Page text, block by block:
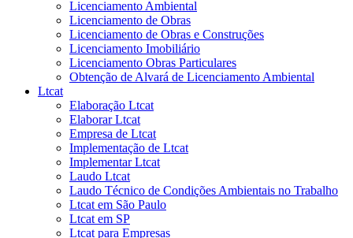
Licenciamento Ambiental
Licenciamento de Obras
Licenciamento de Obras e Construções
Licenciamento Imobiliário
Licenciamento Obras Particulares
Obtenção de Alvará de Licenciamento Ambiental
Ltcat
Elaboração Ltcat
Elaborar Ltcat
Empresa de Ltcat
Implementação de Ltcat
Implementar Ltcat
Laudo Ltcat
Laudo Técnico de Condições Ambientais no Trabalho
Ltcat em São Paulo
Ltcat em SP
Ltcat para Empresas